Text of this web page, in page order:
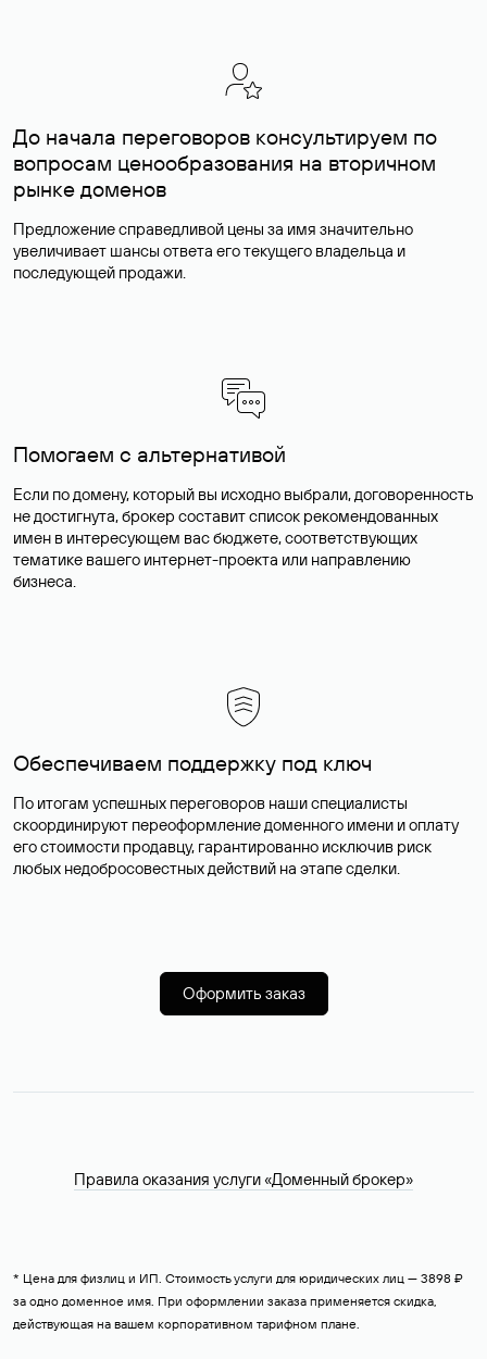
До начала переговоров консультируем по
вопросам ценообразования на вторичном
рынке доменов
Предложение справедливой цены за имя значительно
увеличивает шансы ответа его текущего владельца и
последующей продажи.
Помогаем с альтернативой
Если по домену, который вы исходно выбрали, договоренность
не достигнута, брокер составит список рекомендованных
имен в интересующем вас бюджете, соответствующих
тематике вашего интернет-проекта или направлению
бизнеса.
Обеспечиваем поддержку под ключ
По итогам успешных переговоров наши специалисты
скоординируют переоформление доменного имени и оплату
его стоимости продавцу, гарантированно исключив риск
любых недобросовестных действий на этапе сделки.
Оформить заказ
Правила оказания услуги «Доменный брокер»
* Цена для физлиц и ИП. Стоимость услуги для юридических лиц — 3898 ₽
за одно доменное имя. При оформлении заказа применяется скидка,
действующая на вашем корпоративном тарифном плане.